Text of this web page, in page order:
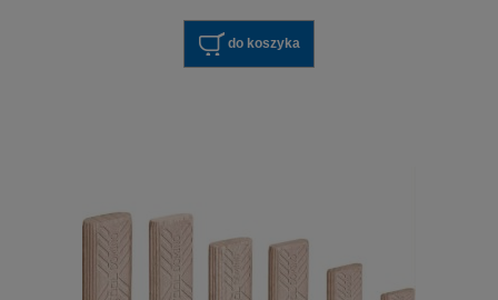
do koszyka